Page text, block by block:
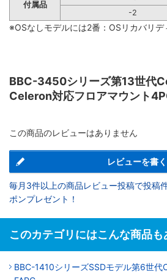
付属品
-2
※OSなしモデルには2番：OSリカバリデ
BBC-3450シリーズ第13世代
Celeron対応フロアマウント
この商品のレビューはありません
レビューを書く
毎月3件以上の商品レビュー投稿で投稿
ポンプレゼント！
このカテゴリにはこんな商品も
BBC-1410シリーズSSDモデル第6世代